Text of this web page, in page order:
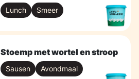
Lunch Smeer
Stoemp met wortel en stroop
Sausen Avondmaal